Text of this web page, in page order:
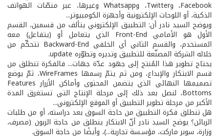
Facebook، وTwitter، وWhatsapp وغيرها، عبر منصّات الهواتف
الذكية، أو اللوحات الإلكترونية وأجهزة الكومبيوتر...
ويوضح السيد نادر أن: التطبيق الإلكتروني يتألف من قسمين، القسم
الأول هو الأمامي Front-End الذي يتعامل أو (يتفاعل) معه
المستخدم، والقسم الثاني أي الخلفي Backward-End تتحكّم من
خلاله الشركة المصنّعة للتطبيق وتديره وتطوّره update.
يحتاج تطوير هذا المُنتج إلى جهود عدّة جهات... فالفكرة تنطلق من
قسم الابتكار والإبداع، ومن ثم يتمّ رسمها WireFrames، ثمّ يوضع
تصميمها النهائي الذي يتضمن المحتوى وأماكن الأزرار Features
Bottoms، لنصل بعد ذلك إلى مرحلة الإنتاج التي تستغرق المدة
الأكبر من مرحلة تطوير التطبيق أو الموقع الإلكتروني...
هل تنطلق فكرة التطبيق من حاجة السوق بعد دراسته، أو من طلبات
الزبائن؟ يوضح السيد نادر أنّ الابتكار ينطلق من حاجة الزبون (مصرف،
وزارة، سوبر ماركت، مؤسـسة تجارية...)، وأيضًا من حاجة السوق.